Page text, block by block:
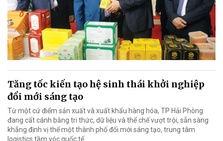
Tăng tốc kiến tạo hệ sinh thái khởi nghiệp
đổi mới sáng tạo
Từ một cứ điểm sản xuất và xuất khẩu hàng hóa, TP Hải Phòng
đang cất cánh bằng tri thức, dữ liệu và thể chế vượt trội, sẵn sàng
khẳng định vị thế một thành phố đổi mới sáng tạo, trung tâm
logistics tầm vóc quốc tế.